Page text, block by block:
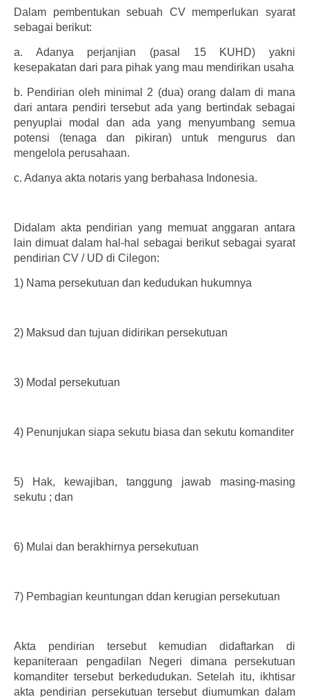
Dalam pembentukan sebuah CV memperlukan syarat
sebagai berikut:
a.
Adanya perjanjian (pasal 15 KUHD) yakni
kesepakatan dari para pihak yang mau mendirikan usaha
b. Pendirian oleh minimal 2 (dua) orang dalam di mana
dari antara pendiri tersebut ada yang bertindak sebagai
penyuplai modal dan ada yang menyumbang semua
potensi (tenaga dan pikiran) untuk mengurus dan
mengelola perusahaan.
c. Adanya akta notaris yang berbahasa Indonesia.
Didalam akta pendirian yang memuat anggaran antara
lain dimuat dalam hal-hal sebagai berikut sebagai syarat
pendirian CV / UD di Cilegon:
1) Nama persekutuan dan kedudukan hukumnya
2) Maksud dan tujuan didirikan persekutuan
3) Modal persekutuan
4) Penunjukan siapa sekutu biasa dan sekutu komanditer
5)
Hak, kewajiban, tanggung jawab masing-masing
sekutu ; dan
6) Mulai dan berakhirnya persekutuan
7) Pembagian keuntungan ddan kerugian persekutuan
Akta pendirian tersebut kemudian didaftarkan di
kepaniteraan pengadilan Negeri dimana persekutuan
komanditer tersebut berkedudukan. Setelah itu, ikhtisar
akta pendirian persekutuan tersebut diumumkan dalam